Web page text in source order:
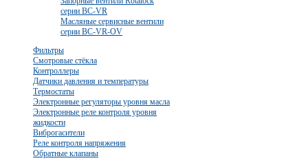
серии BC-VR
Масляные сервисные вентили
серии BC-VR-OV
Фильтры
Смотровые стёкла
Контроллеры
Датчики давления и температуры
Термостаты
Электронные регуляторы уровня масла
Электронные реле контроля уровня
жидкости
Виброгасители
Реле контроля напряжения
Обратные клапаны